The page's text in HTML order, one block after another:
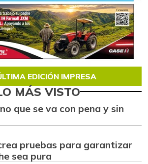
EDICIÓN IMPRESA
MÁS VISTO
que se va con pena y sin
pruebas para garantizar
sea pura